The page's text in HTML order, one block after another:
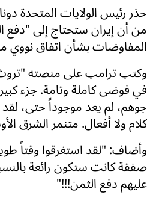
حذر رئيس الولايات المتحدة
من أن إيران ستحتاج إلى "دفع
المفاوضات بشأن اتفاق نووي
وكتب ترامب على منصته
في فوضى كاملة وتامة. جزء
جوهم، لم يعد موجوداً حتى، لقد
كلام ولا أفعال. متنمر الشرق
وأضاف: "لقد استغرقوا وقتاً
صفقة كانت ستكون رائعة
عليهم دفع الثمن!!!"